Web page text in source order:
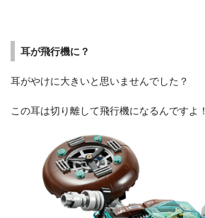
耳が飛行機に？
耳がやけに大きいと思いませんでした？
この耳は切り離して飛行機になるんですよ！